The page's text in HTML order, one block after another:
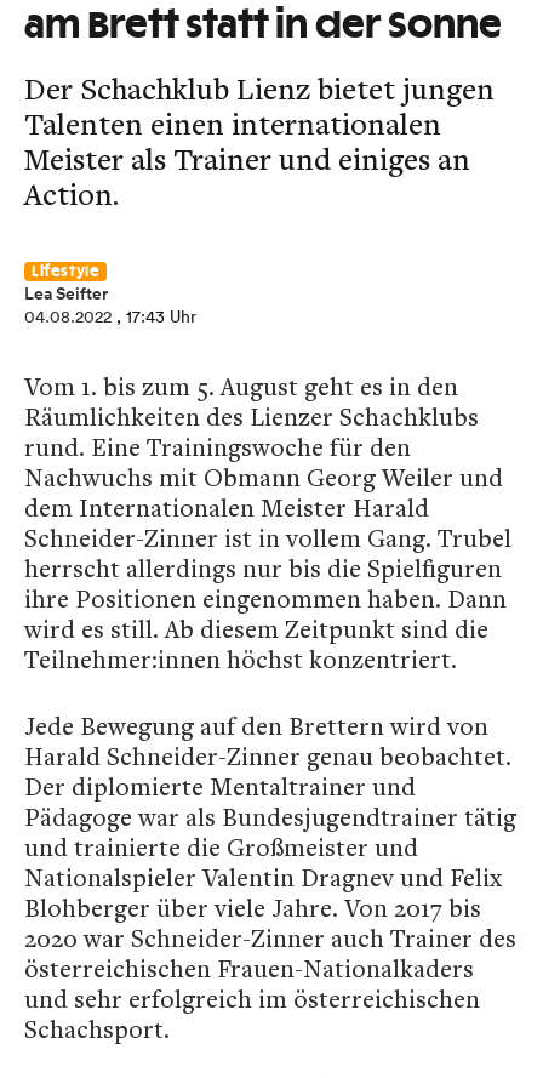
am Brett statt in der Sonne
Der Schachklub Lienz bietet jungen
Talenten einen internationalen
Meister als Trainer und einiges an
Action.
Lifestyle
Lea Seifter
04.08.2022 , 17:43 Uhr
Vom 1. bis zum 5. August geht es in den
Räumlichkeiten des Lienzer Schachklubs
rund. Eine Trainingswoche für den
Nachwuchs mit Obmann Georg Weiler und
dem Internationalen Meister Harald
Schneider-Zinner ist in vollem Gang. Trubel
herrscht allerdings nur bis die Spielfiguren
ihre Positionen eingenommen haben. Dann
wird es still. Ab diesem Zeitpunkt sind die
Teilnehmer:innen höchst konzentriert.
Jede Bewegung auf den Brettern wird von
Harald Schneider-Zinner genau beobachtet.
Der diplomierte Mentaltrainer und
Pädagoge war als Bundesjugendtrainer tätig
und trainierte die Großmeister und
Nationalspieler Valentin Dragnev und Felix
Blohberger über viele Jahre. Von 2017 bis
2020 war Schneider-Zinner auch Trainer des
österreichischen Frauen-Nationalkaders
und sehr erfolgreich im österreichischen
Schachsport.